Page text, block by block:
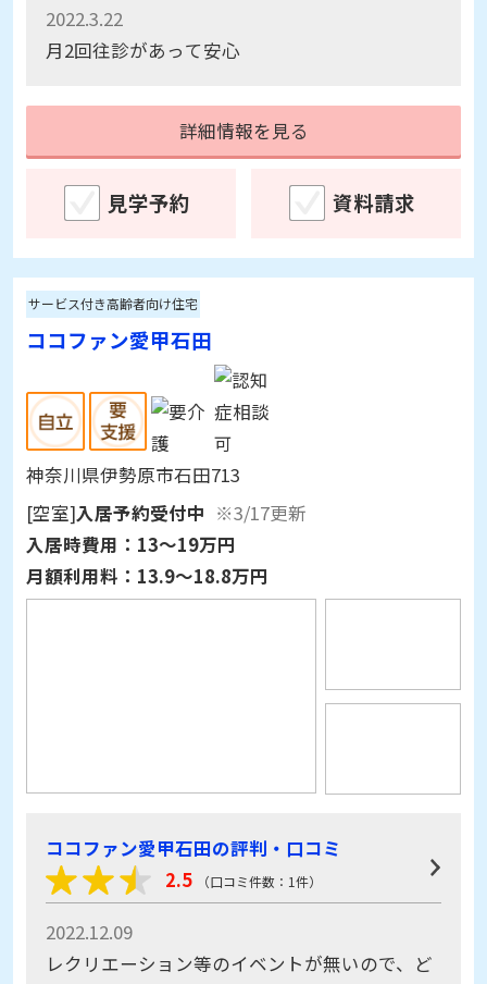
2022.3.22
月2回往診があって安心
詳細情報を見る
見学予約 資料請求
サービス付き高齢者向け住宅
ココファン愛甲石田
神奈川県伊勢原市石田713
[空室]入居予約受付中 ※3/17更新
入居時費用： 13～19万円
月額利用料： 13.9～18.8万円
ココファン愛甲石田の評判・口コミ
2.5
（口コミ件数：1件）
2022.12.09
レクリエーション等のイベントが無いので、ど